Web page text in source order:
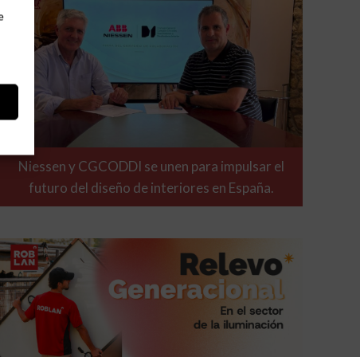
Niessen y CGCODDI se unen para impulsar el
futuro del diseño de interiores en España.